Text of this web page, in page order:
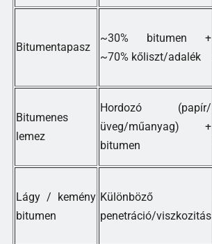
Bitumentapasz
~30% bitumen +
~70% kőliszt/adalék
Bitumenes
lemez
Hordozó (papír/
üveg/műanyag) +
bitumen
Lágy / kemény
bitumen
Különböző
penetráció/viszkozitás